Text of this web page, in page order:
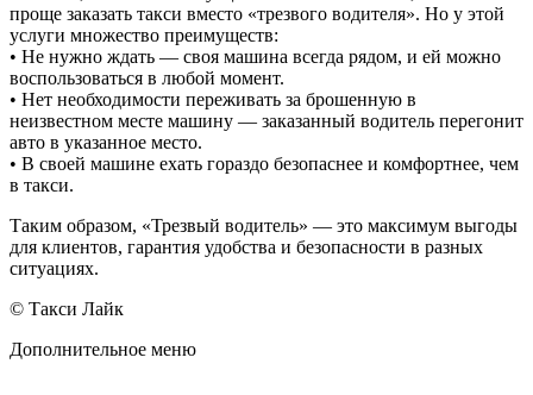
проще заказать такси вместо «трезвого водителя». Но у этой
услуги множество преимуществ:
• Не нужно ждать — своя машина всегда рядом, и ей можно
воспользоваться в любой момент.
• Нет необходимости переживать за брошенную в
неизвестном месте машину — заказанный водитель перегонит
авто в указанное место.
• В своей машине ехать гораздо безопаснее и комфортнее, чем
в такси.
Таким образом, «Трезвый водитель» — это максимум выгоды
для клиентов, гарантия удобства и безопасности в разных
ситуациях.
© Такси Лайк
Дополнительное меню